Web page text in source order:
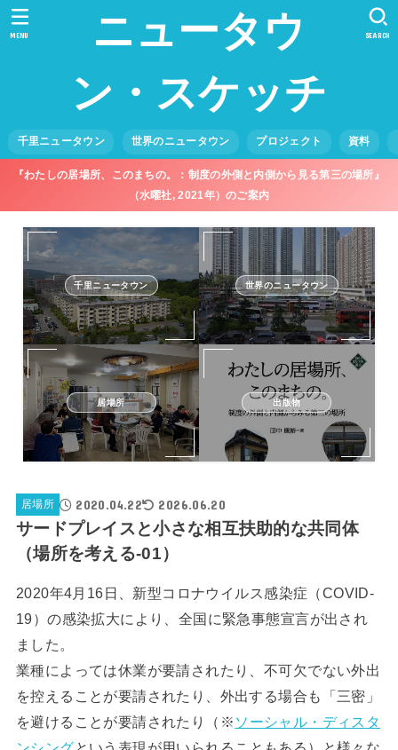
ニュータウ
ン・スケッチ
千里ニュータウン 世界のニュータウン プロジェクト 資料
SEARCH
MENU
『わたしの居場所、このまちの。：制度の外側と内側から見る第三の場所』
（水曜社, 2021年）のご案内
千里ニュータウン 世界のニュータウン
居場所 出版物
居場所 2020.04.22 2026.06.20
サードプレイスと小さな相互扶助的な共同体
（場所を考える-01）
2020年4月16日、新型コロナウイルス感染症（COVID-
19）の感染拡大により、全国に緊急事態宣言が出され
ました。
業種によっては休業が要請されたり、不可欠でない外出
を控えることが要請されたり、外出する場合も「三密」
を避けることが要請されたり（※ ソーシャル・ディスタ